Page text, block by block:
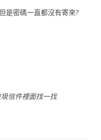
是密碼一直都沒有寄來?
信件裡面找一找